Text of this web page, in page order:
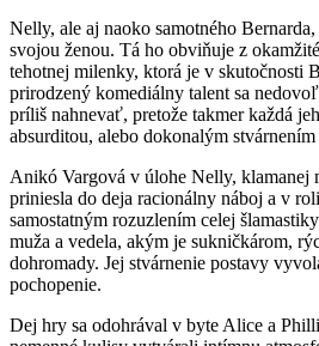
Nelly, ale aj naoko samotného
svojou ženou. Tá ho obviňuje z
tehotnej milenky, ktorá je v skutočnosti
prirodzený komediálny talent sa
príliš nahnevať, pretože takmer každá
absurditou, alebo dokonalým
Anikó Vargová v úlohe Nelly, klamanej
priniesla do deja racionálny náboj a v
samostatným rozuzlením celej
muža a vedela, akým je sukničkárom,
dohromady. Jej stvárnenie postavy
pochopenie.
Dej hry sa odohrával v byte Alice a